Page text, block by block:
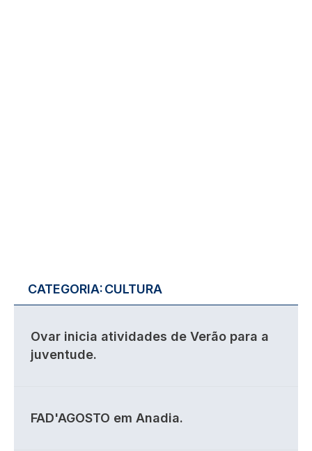
CATEGORIA:CULTURA
Ovar inicia atividades de Verão para a
juventude.
FAD'AGOSTO em Anadia.